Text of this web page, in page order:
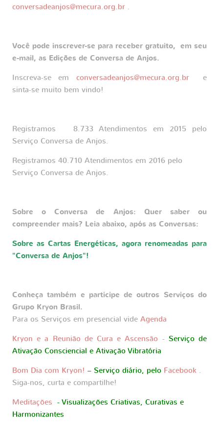
conversadeanjos@mecura.org.br .
Você pode inscrever-se para receber gratuito, em seu
e-mail, as Edições de Conversa de Anjos.
Inscreva-se em conversadeanjos@mecura.org.bre
sinta-se muito bem vindo!
Registramos 8.733 Atendimentos em 2015 pelo
Serviço Conversa de Anjos.
Registramos 40.710 Atendimentos em 2016 pelo
Serviço Conversa de Anjos.
Sobre o Conversa de Anjos: Quer saber ou
compreender mais? Leia abaixo, após as Conversas:
Sobre as Cartas Energéticas, agora renomeadas para
"Conversa de Anjos"!
Conheça também e participe de outros Serviços do
Grupo Kryon Brasil.
Para os Serviços em presencial vide Agenda
Kryon e a Reunião de Cura e Ascensão - Serviço de
Ativação Consciencial e Ativação Vibratória
Bom Dia com Kryon! – Serviço diário, pelo Facebook .
Siga-nos, curta e compartilhe!
Meditações - Visualizações Criativas, Curativas e
Harmonizantes